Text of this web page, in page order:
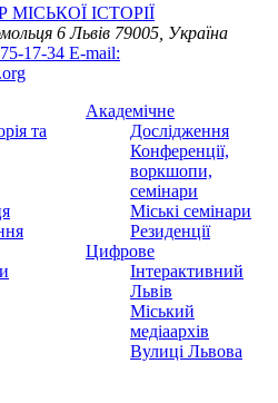
МІСЬКОЇ ІСТОРІЇ
6Львів 79005, Україна
17-34 E-mail:
та
Академічне
Дослідження
Конференції,
воркшопи,
семінари
Міські семінари
Резиденції
Цифрове
Інтерактивний
Львів
Міський
медіаархів
Вулиці Львова